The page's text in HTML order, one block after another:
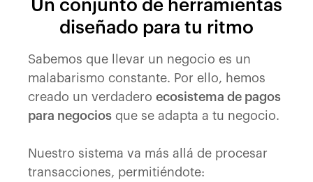
Un conjunto de herramientas
diseñado para tu ritmo
Sabemos que llevar un negocio es un
malabarismo constante. Por ello, hemos
creado un verdadero ecosistema de pagos
para negocios que se adapta a tu negocio.
Nuestro sistema va más allá de procesar
transacciones, permitiéndote: